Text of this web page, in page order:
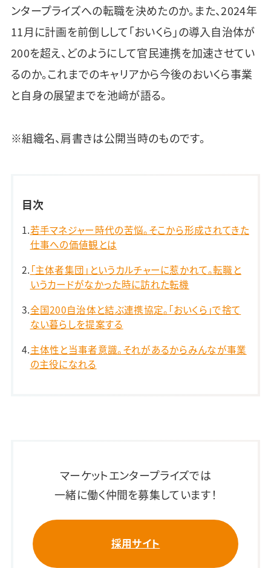
ンタープライズへの転職を決めたのか。また、2024年
11月に計画を前倒しして「おいくら」の導入自治体が
200を超え、どのようにして官民連携を加速させてい
るのか。これまでのキャリアから今後のおいくら事業
と自身の展望までを池﨑が語る。
※組織名、肩書きは公開当時のものです。
目次
若手マネジャー時代の苦悩。そこから形成されてきた
仕事への価値観とは
「主体者集団」というカルチャーに惹かれて。転職と
いうカードがなかった時に訪れた転機
全国200自治体と結ぶ連携協定。「おいくら」で捨て
ない暮らしを提案する
主体性と当事者意識。それがあるからみんなが事業
の主役になれる
マーケットエンタープライズでは
一緒に働く仲間を募集しています！
採用サイト